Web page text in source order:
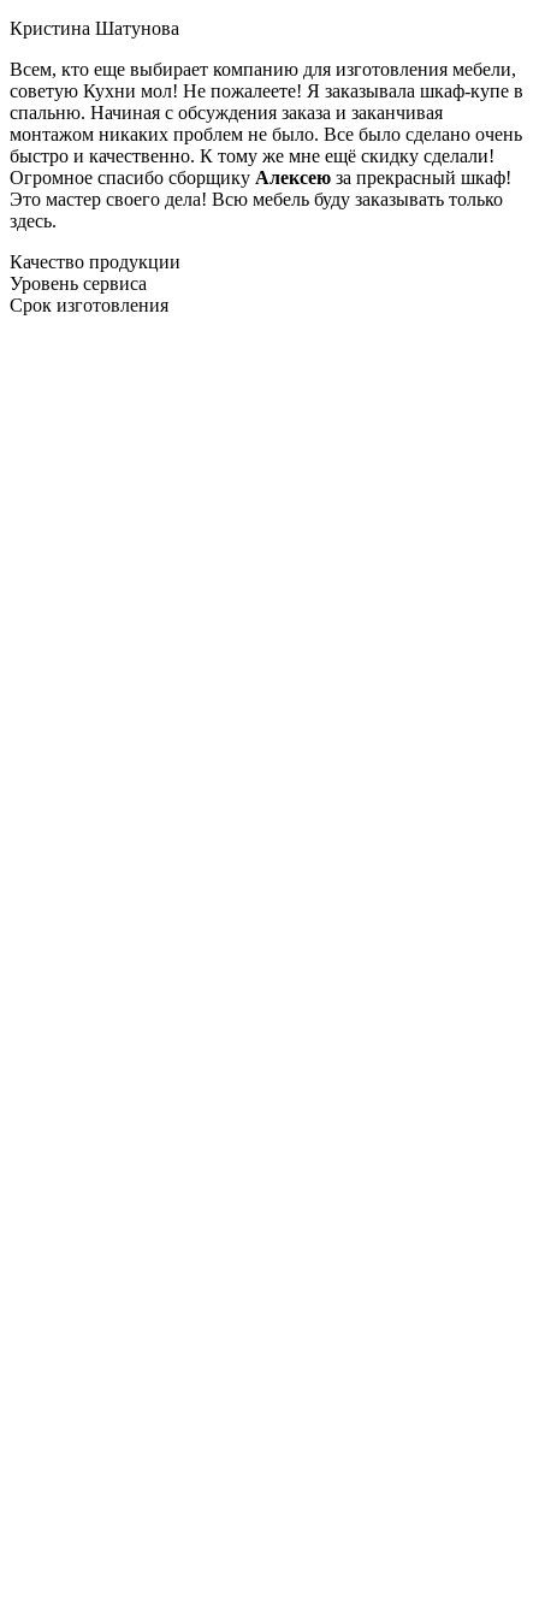
Кристина Шатунова
Всем, кто еще выбирает компанию для изготовления мебели,
советую Кухни мол! Не пожалеете! Я заказывала шкаф-купе в
спальню. Начиная с обсуждения заказа и заканчивая
монтажом никаких проблем не было. Все было сделано очень
быстро и качественно. К тому же мне ещё скидку сделали!
Огромное спасибо сборщику Алексею за прекрасный шкаф!
Это мастер своего дела! Всю мебель буду заказывать только
здесь.
Качество продукции
Уровень сервиса
Срок изготовления